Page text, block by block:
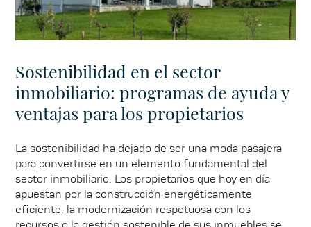
Sostenibilidad en el sector
inmobiliario: programas de ayuda y
ventajas para los propietarios
La sostenibilidad ha dejado de ser una moda pasajera
para convertirse en un elemento fundamental del
sector inmobiliario. Los propietarios que hoy en día
apuestan por la construcción energéticamente
eficiente, la modernización respetuosa con los